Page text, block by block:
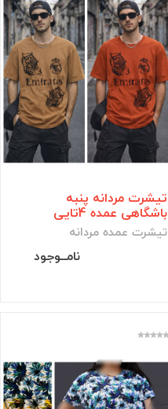
تیشرت مردانه پنبه
باشگاهی عمده 4تایی
تیشرت عمده مردانه
نامــوجود